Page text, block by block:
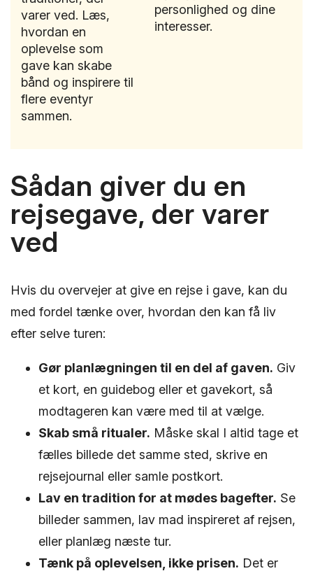
varer ved. Læs,
hvordan en
oplevelse som
gave kan skabe
bånd og inspirere til
flere eventyr
sammen.
personlighed og dine
interesser.
Sådan giver du en
rejsegave, der varer
ved
Hvis du overvejer at give en rejse i gave, kan du
med fordel tænke over, hvordan den kan få liv
efter selve turen:
Gør planlægningen til en del af gaven. Giv
et kort, en guidebog eller et gavekort, så
modtageren kan være med til at vælge.
Skab små ritualer. Måske skal I altid tage et
fælles billede det samme sted, skrive en
rejsejournal eller samle postkort.
Lav en tradition for at mødes bagefter. Se
billeder sammen, lav mad inspireret af rejsen,
eller planlæg næste tur.
Tænk på oplevelsen, ikke prisen. Det er